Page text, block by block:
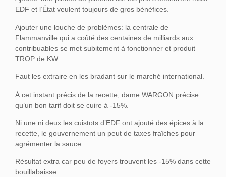
EDF et l’État veulent toujours de gros bénéfices.
Ajouter une louche de problèmes: la centrale de
Flammanville qui a coûté des centaines de milliards aux
contribuables se met subitement à fonctionner et produit
TROP de KW.
Faut les extraire en les bradant sur le marché international.
À cet instant précis de la recette, dame WARGON précise
qu’un bon tarif doit se cuire à -15%.
Ni une ni deux les cuistots d’EDF ont ajouté des épices à la
recette, le gouvernement un peut de taxes fraîches pour
agrémenter la sauce.
Résultat extra car peu de foyers trouvent les -15% dans cette
bouillabaisse.